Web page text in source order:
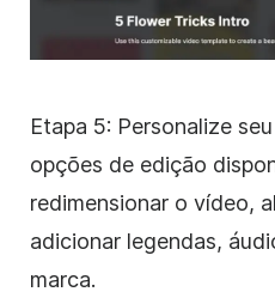
Etapa 5: Personalize
opções de edição
redimensionar o vídeo,
adicionar legendas,
marca.